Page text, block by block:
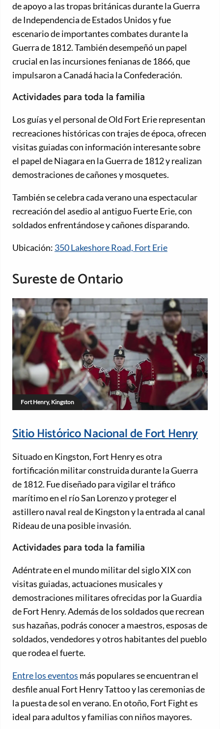
de apoyo a las tropas británicas durante la Guerra
de Independencia de Estados Unidos y fue
escenario de importantes combates durante la
Guerra de 1812. También desempeñó un papel
crucial en las incursiones fenianas de 1866, que
impulsaron a Canadá hacia la Confederación.
Actividades para toda la familia
Los guías y el personal de Old Fort Erie representan
recreaciones históricas con trajes de época, ofrecen
visitas guiadas con información interesante sobre
el papel de Niagara en la Guerra de 1812 y realizan
demostraciones de cañones y mosquetes.
También se celebra cada verano una espectacular
recreación del asedio al antiguo Fuerte Erie, con
soldados enfrentándose y cañones disparando.
Ubicación: 350 Lakeshore Road, Fort Erie
Sureste de Ontario
Fort Henry, Kingston
Sitio Histórico Nacional de Fort Henry
Situado en Kingston, Fort Henry es otra
fortificación militar construida durante la Guerra
de 1812. Fue diseñado para vigilar el tráfico
marítimo en el río San Lorenzo y proteger el
astillero naval real de Kingston y la entrada al canal
Rideau de una posible invasión.
Actividades para toda la familia
Adéntrate en el mundo militar del siglo XIX con
visitas guiadas, actuaciones musicales y
demostraciones militares ofrecidas por la Guardia
de Fort Henry. Además de los soldados que recrean
sus hazañas, podrás conocer a maestros, esposas de
soldados, vendedores y otros habitantes del pueblo
que rodea el fuerte.
Entre los eventos más populares se encuentran el
desfile anual Fort Henry Tattoo y las ceremonias de
la puesta de sol en verano. En otoño, Fort Fight es
ideal para adultos y familias con niños mayores.